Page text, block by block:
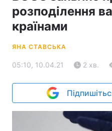
розподілення
країнами
ЯНА СТАВСЬКА
05:10, 10.04.21 2 хв.